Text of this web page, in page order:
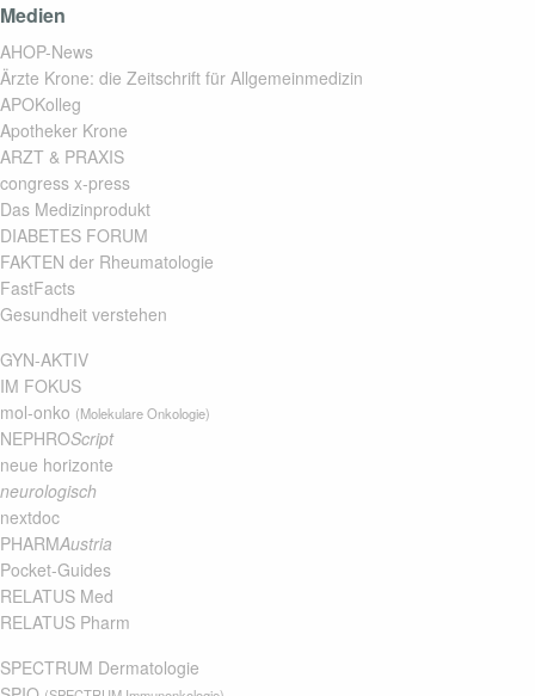
Medien
AHOP-News
Ärzte Krone: die Zeitschrift für Allgemeinmedizin
APOKolleg
Apotheker Krone
ARZT & PRAXIS
congress x-press
Das Medizinprodukt
DIABETES FORUM
FAKTEN der Rheumatologie
FastFacts
Gesundheit verstehen
GYN-AKTIV
IM FOKUS
mol-onko (Molekulare Onkologie)
NEPHROScript
neue horizonte
neurologisch
nextdoc
PHARMAustria
Pocket-Guides
RELATUS Med
RELATUS Pharm
SPECTRUM Dermatologie